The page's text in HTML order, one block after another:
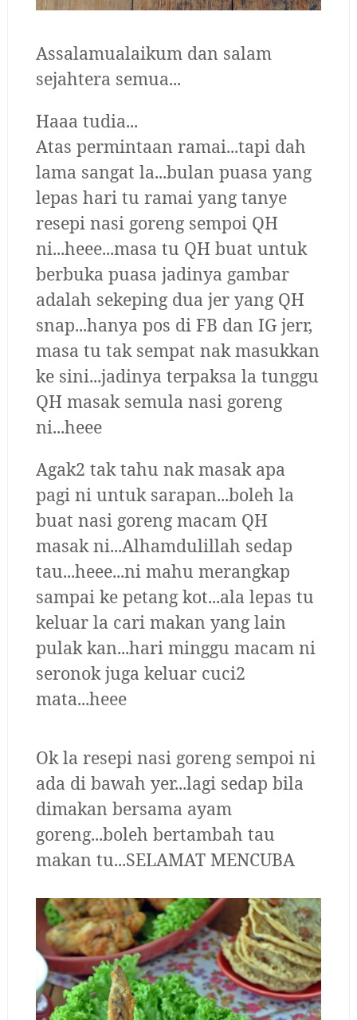
Assalamualaikum dan salam
sejahtera semua...
Haaa tudia...
Atas permintaan ramai...tapi dah
lama sangat la...bulan puasa yang
lepas hari tu ramai yang tanye
resepi nasi goreng sempoi QH
ni...heee...masa tu QH buat untuk
berbuka puasa jadinya gambar
adalah sekeping dua jer yang QH
snap...hanya pos di FB dan IG jerr,
masa tu tak sempat nak masukkan
ke sini...jadinya terpaksa la tunggu
QH masak semula nasi goreng
ni...heee
Agak2 tak tahu nak masak apa
pagi ni untuk sarapan...boleh la
buat nasi goreng macam QH
masak ni...Alhamdulillah sedap
tau...heee...ni mahu merangkap
sampai ke petang kot...ala lepas tu
keluar la cari makan yang lain
pulak kan...hari minggu macam ni
seronok juga keluar cuci2
mata...heee
Ok la resepi nasi goreng sempoi ni
ada di bawah yer...lagi sedap bila
dimakan bersama ayam
goreng...boleh bertambah tau
makan tu...SELAMAT MENCUBA